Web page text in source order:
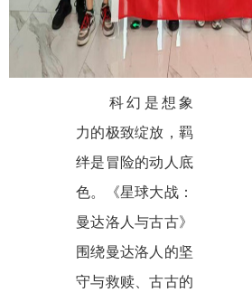
科幻是想象
力的极致绽放，羁
绊是冒险的动人底
色。《星球大战：
曼达洛人与古古》
围绕曼达洛人的坚
守与救赎、古古的